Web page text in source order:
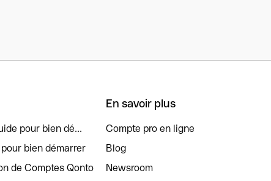
pour bien dé...
bien démarrer
de Comptes Qonto
En savoir plus
Compte pro en ligne
Blog
Newsroom